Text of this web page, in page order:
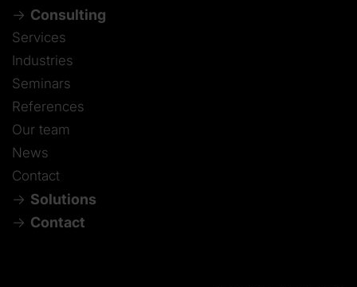
Consulting
Services
Industries
Seminars
References
Our team
News
Contact
Solutions
Contact